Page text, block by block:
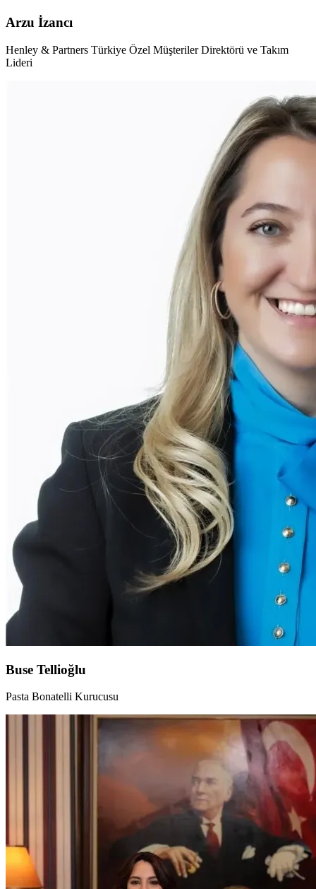
Arzu İzancı
Henley & Partners Türkiye Özel Müşteriler Direktörü ve Takım
Lideri
Buse Tellioğlu
Pasta Bonatelli Kurucusu